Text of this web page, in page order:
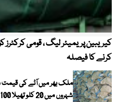
کرنے کا فیصلہ
ملک بھر میں آٹے کی
شہروں میں 20 کلو تھیلا 100 روپے تک مہنگا